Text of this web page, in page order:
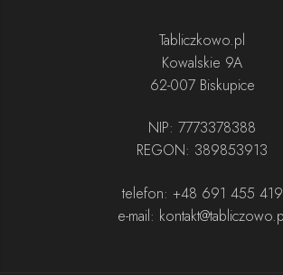
Tabliczkowo.pl
Kowalskie 9A
62-007 Biskupice
NIP: 7773378388
REGON: 389853913
telefon: +48 691 455 419
e-mail: